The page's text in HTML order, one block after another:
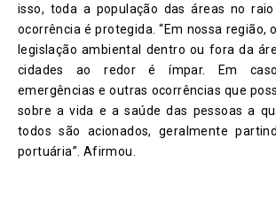
isso, toda a população das áreas no
ocorrência é protegida. “Em nossa região,
legislação ambiental dentro ou fora da
cidades ao redor é ímpar. Em
emergências e outras ocorrências que
sobre a vida e a saúde das pessoas a
todos são acionados, geralmente
portuária”. Afirmou.